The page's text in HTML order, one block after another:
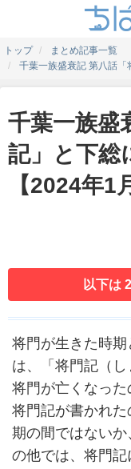
トップ
まとめ記事一覧
千葉一族盛衰記 第八話「
千葉一族
記」と下総
【2024年1
以下は
将門が生きた時期
は、「将門記（し
将門が亡くなった
将門記が書かれ
期の間ではない
の他では、将門